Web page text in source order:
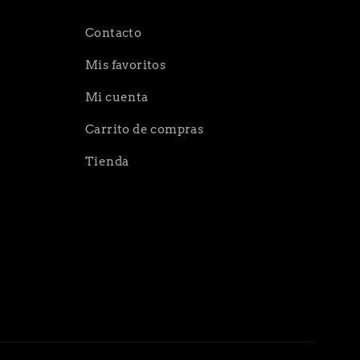
Contacto
Mis favoritos
Mi cuenta
Carrito de compras
Tienda